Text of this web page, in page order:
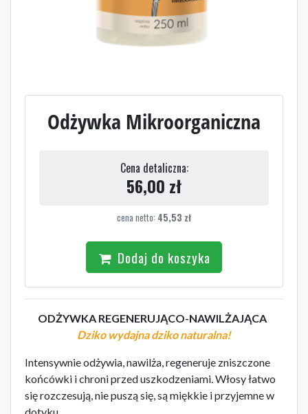
Odżywka Mikroorganiczna
Cena detaliczna:
56,00 zł
cena netto: 45,53 zł
Dodaj do koszyka
ODŻYWKA REGENERUJĄCO-NAWILŻAJĄCA
Dziko wydajna dziko naturalna!
Intensywnie odżywia, nawilża, regeneruje zniszczone
końcówki i chroni przed uszkodzeniami. Włosy łatwo
się rozczesują, nie puszą się, są miękkie i przyjemne w
dotyku.